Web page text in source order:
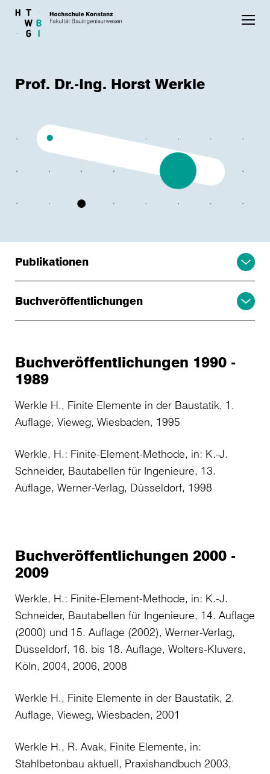
Skip to main content
Prof. Dr.-Ing. Horst Werkle
Publikationen
Buchveröffentlichungen
Buchveröffentlichungen 1990 -
1989
Werkle H., Finite Elemente in der Baustatik, 1.
Auflage, Vieweg, Wiesbaden, 1995
Werkle, H.: Finite-Element-Methode, in: K.-J.
Schneider, Bautabellen für Ingenieure, 13.
Auflage, Werner-Verlag, Düsseldorf, 1998
Buchveröffentlichungen 2000 -
2009
Werkle, H.: Finite-Element-Methode, in: K.-J.
Schneider, Bautabellen für Ingenieure, 14. Auflage
(2000) und 15. Auflage (2002), Werner-Verlag,
Düsseldorf, 16. bis 18. Auflage, Wolters-Kluvers,
Köln, 2004, 2006, 2008
Werkle H., Finite Elemente in der Baustatik, 2.
Auflage, Vieweg, Wiesbaden, 2001
Werkle H., R. Avak, Finite Elemente, in:
Stahlbetonbau aktuell, Praxishandbuch 2003,